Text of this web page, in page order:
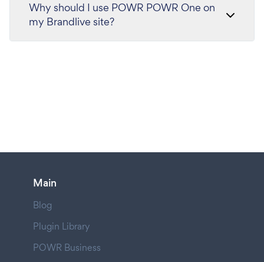
Why should I use POWR POWR One on
my Brandlive site?
Main
Blog
Plugin Library
POWR Business